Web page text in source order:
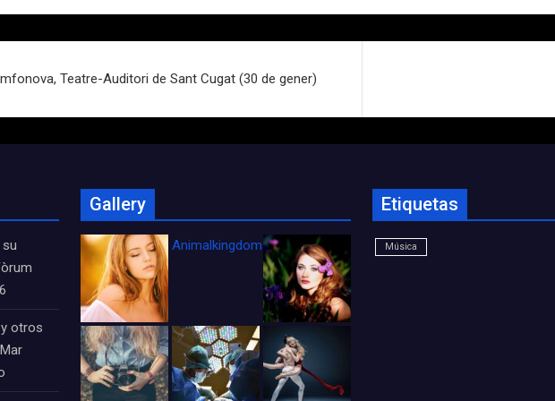
Teatre-Auditori de Sant Cugat (30 de gener)
otros
Gallery
Animalkingdom_FichaCine
Etiquetas
Música